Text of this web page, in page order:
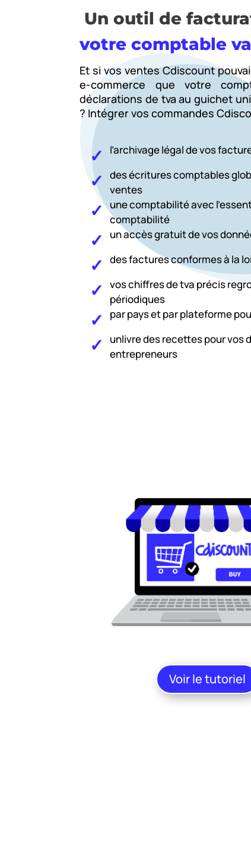
Un outil de
votre comptable
Et si vos ventes Cdiscount
e-commerce que votre
déclarations de tva au guichet
? Intégrer vos commandes
l’archivage légal de vos
des écritures comptables
ventes
une comptabilité avec
comptabilité
un accès gratuit de vos
des factures conformes à la
vos chiffres de tva précis
périodiques
par pays et par plateforme
unlivre des recettes pour vos
entrepreneurs
Voir le tutoriel